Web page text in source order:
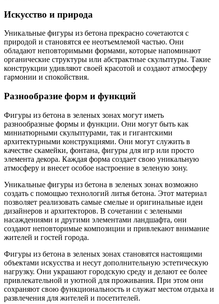
Искусство и природа
Уникальные фигуры из бетона прекрасно сочетаются с
природой и становятся ее неотъемлемой частью. Они
обладают неповторимыми формами, которые напоминают
органические структуры или абстрактные скульптуры. Такие
конструкции удивляют своей красотой и создают атмосферу
гармонии и спокойствия.
Разнообразие форм и функций
Фигуры из бетона в зеленых зонах могут иметь
разнообразные формы и функции. Они могут быть как
миниатюрными скульптурами, так и гигантскими
архитектурными конструкциями. Они могут служить в
качестве скамейки, фонтана, фигуры для игр или просто
элемента декора. Каждая форма создает свою уникальную
атмосферу и внесет особое настроение в зеленую зону.
Уникальные фигуры из бетона в зеленых зонах возможно
создать с помощью технологий литья бетона. Этот материал
позволяет реализовать самые смелые и оригинальные идеи
дизайнеров и архитекторов. В сочетании с зелеными
насаждениями и другими элементами ландшафта, они
создают неповторимые композиции и привлекают внимание
жителей и гостей города.
Фигуры из бетона в зеленых зонах становятся настоящими
объектами искусства и несут дополнительную эстетическую
нагрузку. Они украшают городскую среду и делают ее более
привлекательной и уютной для проживания. При этом они
сохраняют свою функциональность и служат местом отдыха и
развлечения для жителей и посетителей.